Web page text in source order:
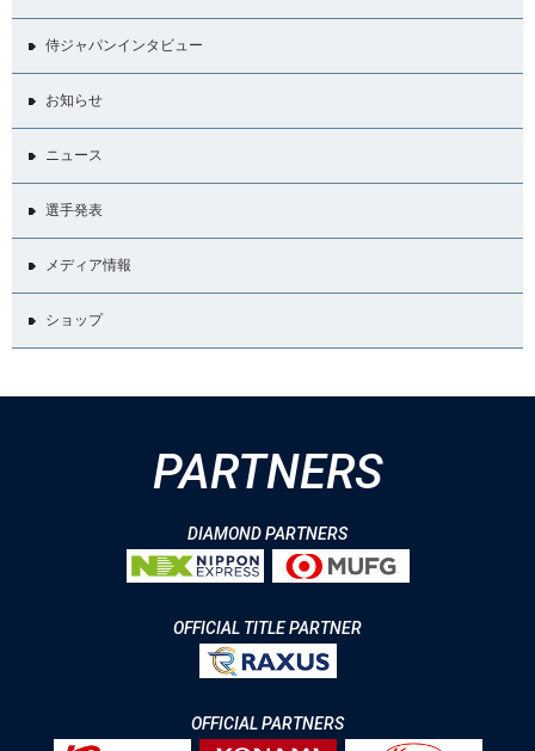
侍ジャパンインタビュー
お知らせ
ニュース
選手発表
メディア情報
ショップ
PARTNERS
DIAMOND PARTNERS
OFFICIAL TITLE PARTNER
OFFICIAL PARTNERS